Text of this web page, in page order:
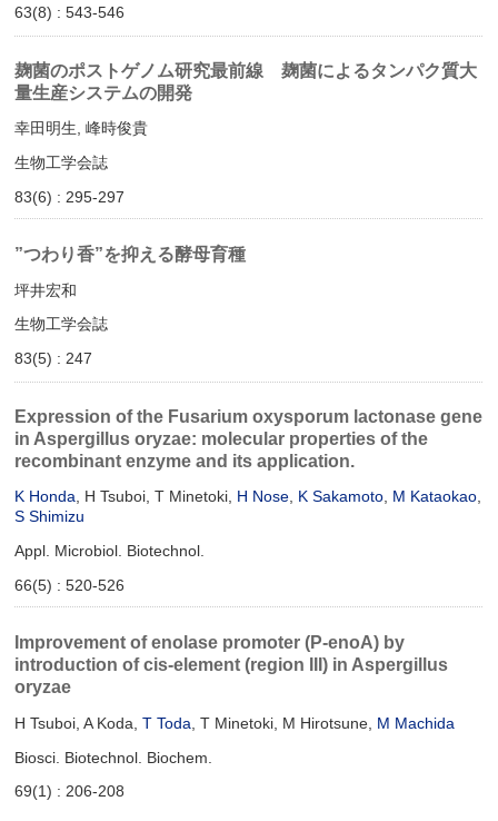
63(8) : 543-546
麹菌のポストゲノム研究最前線 麹菌によるタンパク質大
量生産システムの開発
幸田明生, 峰時俊貴
生物工学会誌
83(6) : 295-297
”つわり香”を抑える酵母育種
坪井宏和
生物工学会誌
83(5) : 247
Expression of the Fusarium oxysporum lactonase gene
in Aspergillus oryzae: molecular properties of the
recombinant enzyme and its application.
K Honda, H Tsuboi, T Minetoki, H Nose, K Sakamoto, M Kataokao,
S Shimizu
Appl. Microbiol. Biotechnol.
66(5) : 520-526
Improvement of enolase promoter (P-enoA) by
introduction of cis-element (region III) in Aspergillus
oryzae
H Tsuboi, A Koda,T Toda , T Minetoki, M Hirotsune, M Machida
Biosci. Biotechnol. Biochem.
69(1) : 206-208